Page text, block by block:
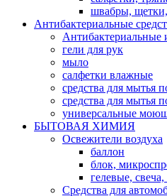
швабры,
Антибактериальные
Антибактериальные
гели для рук
мыло
салфетки влажные
средства для мытья
средства для мытья
универсальные
БЫТОВАЯ ХИМИЯ
Освежители воздуха
баллон
блок,
гелевые,
Средства для